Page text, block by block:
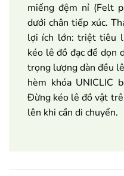
miếng đệm nỉ (Felt
dưới chân tiếp xúc.
lợi ích lớn: triệt tiêu
kéo lê đồ đạc để dọn
trọng lượng dàn đều
hèm khóa UNICLIC
Đừng kéo lê đồ vật
lên khi cần di chuyển.